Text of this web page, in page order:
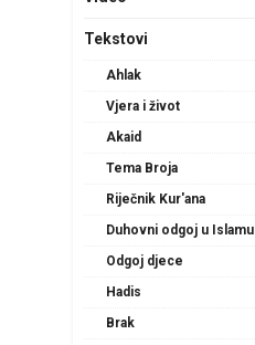
Tekstovi
Ahlak
Vjera i život
Akaid
Tema Broja
Riječnik Kur'ana
Duhovni odgoj u Islamu
Odgoj djece
Hadis
Brak